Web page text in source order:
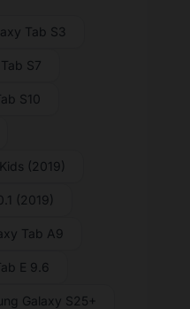
Tab S3
S7
S10
(2019)
(2019)
Tab A9
E 9.6
Galaxy S25+